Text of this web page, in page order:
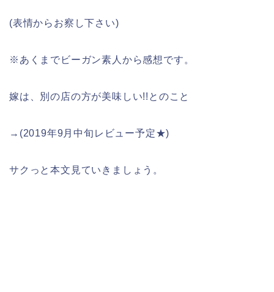
(表情からお察し下さい)
※あくまでビーガン素人から感想です。
嫁は、別の店の方が美味しい!!とのこと
→(2019年9月中旬レビュー予定★)
サクっと本文見ていきましょう。